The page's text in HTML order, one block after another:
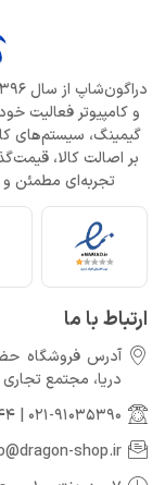
و کامپیوتر فعالیت
گیمینگ، سیستم‌های
بر اصالت کالا،
تجربه‌ای مطمئن و
ارتباط با ما
آدرس فروشگاه
دريا، مجتمع تجارى رويـال،
021-91035390
shop.ir